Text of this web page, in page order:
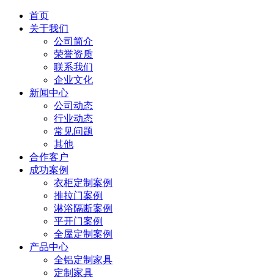
首页
关于我们
公司简介
荣誉资质
联系我们
企业文化
新闻中心
公司动态
行业动态
常见问题
其他
合作客户
成功案例
衣柜定制案例
推拉门案例
淋浴隔断案例
平开门案例
全屋定制案例
产品中心
全铝定制家具
定制家具